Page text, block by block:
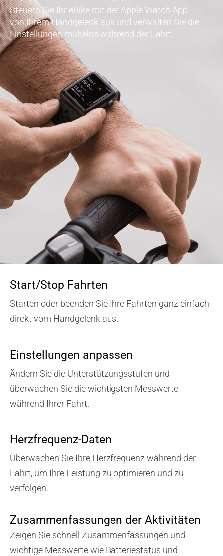
Steuern Sie Ihr eBike mit der Apple Watch App
von Ihrem Handgelenk aus und verwalten Sie die
Einstellungen mühelos während der Fahrt.
Start/Stop Fahrten
Starten oder beenden Sie Ihre Fahrten ganz einfach
direkt vom Handgelenk aus.
Einstellungen anpassen
Ändern Sie die Unterstützungsstufen und
überwachen Sie die wichtigsten Messwerte
während Ihrer Fahrt.
Herzfrequenz-Daten
Überwachen Sie Ihre Herzfrequenz während der
Fahrt, um Ihre Leistung zu optimieren und zu
verfolgen.
Zusammenfassungen der Aktivitäten
Zeigen Sie schnell Zusammenfassungen und
wichtige Messwerte wie Batteriestatus und